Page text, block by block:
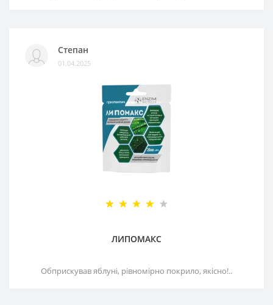
Степан
01.04.2025
ЛИПОМАКС
Обприскував яблуні, рівномірно покрило, якісно!..